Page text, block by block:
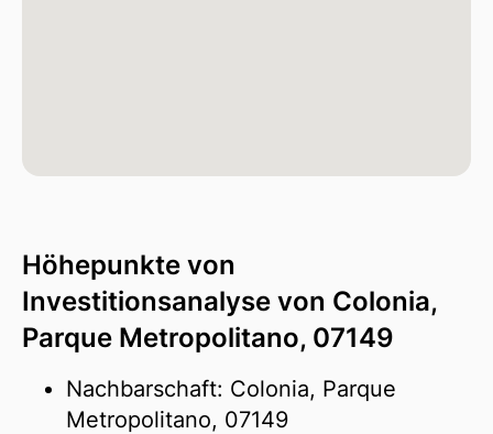
Höhepunkte von
Investitionsanalyse von Colonia,
Parque Metropolitano, 07149
Nachbarschaft: Colonia, Parque
Metropolitano, 07149